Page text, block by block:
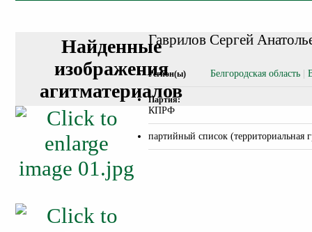
Гаврилов Сергей
Регион(ы) Белгородская область
Партия:
КПРФ
партийный список (территориальная
Найденные
изображения
агитматериалов